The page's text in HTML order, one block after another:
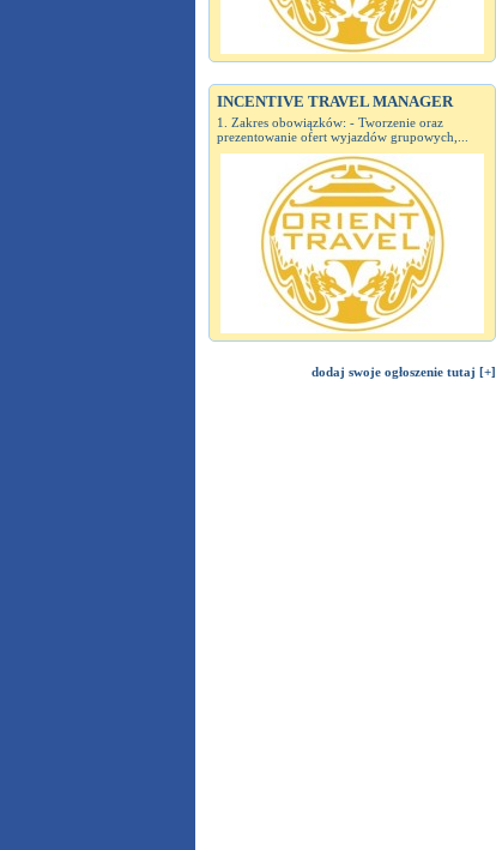
INCENTIVE TRAVEL MANAGER
1. Zakres obowiązków: - Tworzenie oraz
prezentowanie ofert wyjazdów grupowych,...
dodaj swoje ogłoszenie tutaj [+]